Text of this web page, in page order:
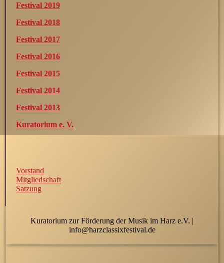
Festival 2019
Festival 2018
Festival 2017
Festival 2016
Festival 2015
Festival 2014
Festival 2013
Kuratorium e. V.
Vorstand
Mitgliedschaft
Satzung
Kuratorium zur Förderung der Musik im Harz e.V. |
info@harzclassixfestival.de